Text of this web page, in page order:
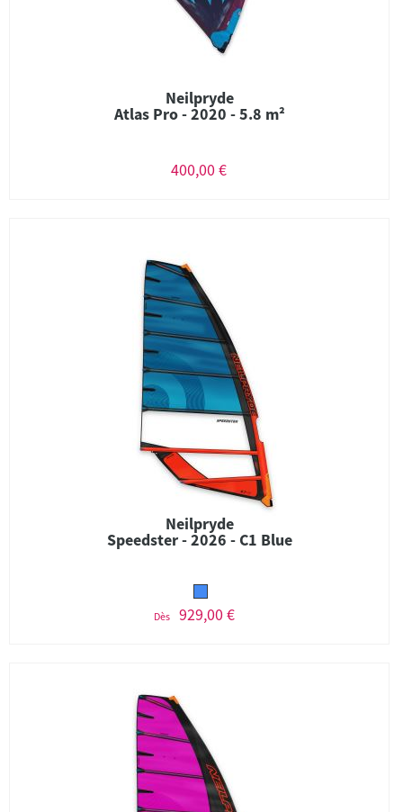
Neilpryde
Atlas Pro - 2020 - 5.8 m²
400,00 €
Neilpryde
Speedster - 2026 - C1 Blue
Dès 929,00 €